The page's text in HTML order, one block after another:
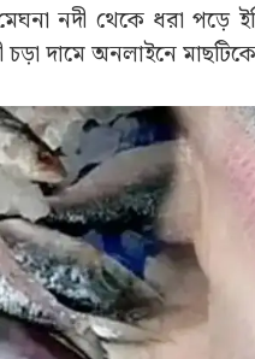
নদী থেকে ধরা
দামে অনলাইনে